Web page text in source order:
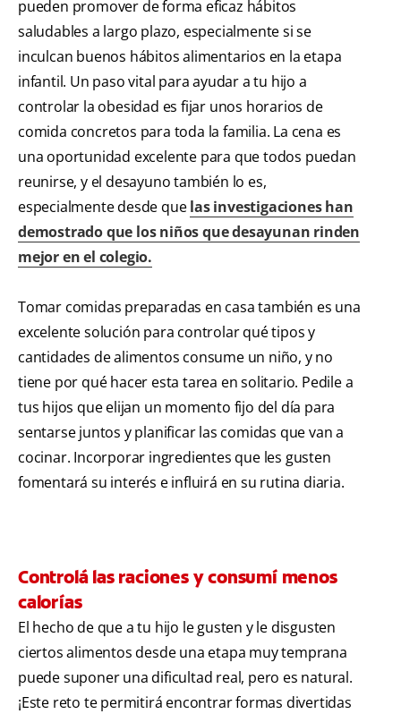
pueden promover de forma eficaz hábitos
saludables a largo plazo, especialmente si se
inculcan buenos hábitos alimentarios en la etapa
infantil. Un paso vital para ayudar a tu hijo a
controlar la obesidad es fijar unos horarios de
comida concretos para toda la familia. La cena es
una oportunidad excelente para que todos puedan
reunirse, y el desayuno también lo es,
especialmente desde quelas investigaciones han
demostrado que los niños que desayunan rinden
mejor en el colegio.
Tomar comidas preparadas en casa también es una
excelente solución para controlar qué tipos y
cantidades de alimentos consume un niño, y no
tiene por qué hacer esta tarea en solitario. Pedile a
tus hijos que elijan un momento fijo del día para
sentarse juntos y planificar las comidas que van a
cocinar. Incorporar ingredientes que les gusten
fomentará su interés e influirá en su rutina diaria.
Controlá las raciones y consumí menos
calorías
El hecho de que a tu hijo le gusten y le disgusten
ciertos alimentos desde una etapa muy temprana
puede suponer una dificultad real, pero es natural.
¡Este reto te permitirá encontrar formas divertidas